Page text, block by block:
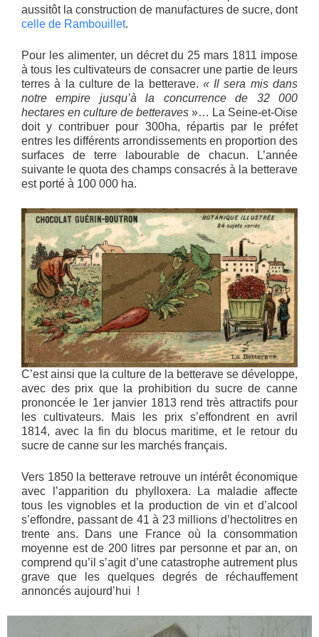
aussitôt la construction de manufactures de sucre, dont
celle de Rambouillet.
Pour les alimenter, un décret du 25 mars 1811 impose
à tous les cultivateurs de consacrer une partie de leurs
terres à la culture de la betterave. « Il sera mis dans
notre empire jusqu’à la concurrence de 32 000
hectares en culture de betteraves »… La Seine-et-Oise
doit y contribuer pour 300ha, répartis par le préfet
entres les différents arrondissements en proportion des
surfaces de terre labourable de chacun. L’année
suivante le quota des champs consacrés à la betterave
est porté à 100 000 ha.
C’est ainsi que la culture de la betterave se développe,
avec des prix que la prohibition du sucre de canne
prononcée le 1er janvier 1813 rend très attractifs pour
les cultivateurs. Mais les prix s’effondrent en avril
1814, avec la fin du blocus maritime, et le retour du
sucre de canne sur les marchés français.
Vers 1850 la betterave retrouve un intérêt économique
avec l’apparition du phylloxera. La maladie affecte
tous les vignobles et la production de vin et d’alcool
s’effondre, passant de 41 à 23 millions d’hectolitres en
trente ans. Dans une France où la consommation
moyenne est de 200 litres par personne et par an, on
comprend qu’il s’agit d’une catastrophe autrement plus
grave que les quelques degrés de réchauffement
annoncés aujourd’hui !